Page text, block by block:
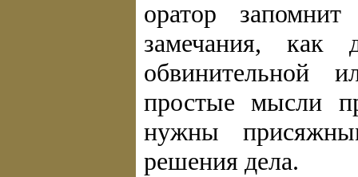
оратор
замечания, как
обвинительной
простые мысли
нужны
решения дела.